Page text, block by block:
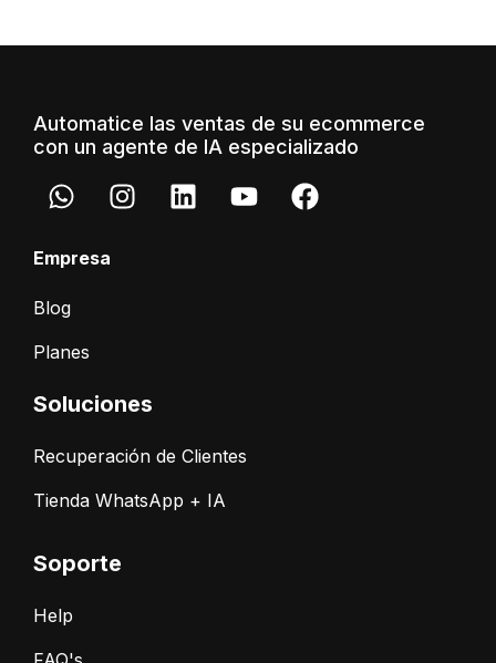
Automatice las ventas de su ecommerce
con un agente de IA especializado
Empresa
Blog
Planes
Soluciones
Recuperación de Clientes
Tienda WhatsApp + IA
Soporte
Help